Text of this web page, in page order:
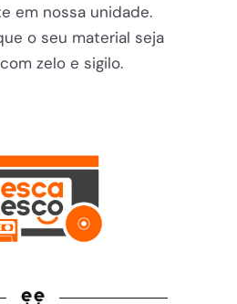
em nossa unidade.
o seu material seja
zelo e sigilo.